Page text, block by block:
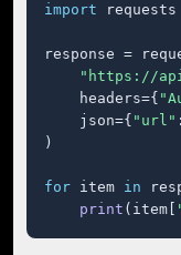
import requests
response =
"https://
    headers={
    json={
"url"
)
for item in
print (item[